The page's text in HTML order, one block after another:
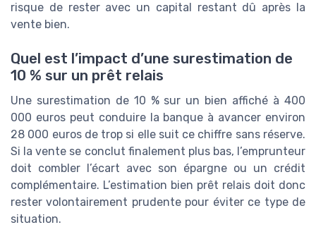
risque de rester avec un capital restant dû après la
vente bien.
Quel est l’impact d’une surestimation de
10 % sur un prêt relais
Une surestimation de 10 % sur un bien affiché à 400
000 euros peut conduire la banque à avancer environ
28 000 euros de trop si elle suit ce chiffre sans réserve.
Si la vente se conclut finalement plus bas, l’emprunteur
doit combler l’écart avec son épargne ou un crédit
complémentaire. L’estimation bien prêt relais doit donc
rester volontairement prudente pour éviter ce type de
situation.